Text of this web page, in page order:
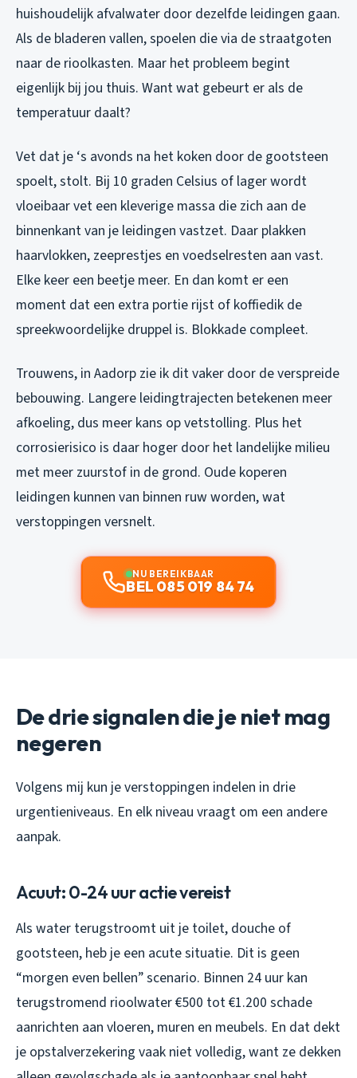
huishoudelijk afvalwater door dezelfde leidingen gaan.
Als de bladeren vallen, spoelen die via de straatgoten
naar de rioolkasten. Maar het probleem begint
eigenlijk bij jou thuis. Want wat gebeurt er als de
temperatuur daalt?
Vet dat je ‘s avonds na het koken door de gootsteen
spoelt, stolt. Bij 10 graden Celsius of lager wordt
vloeibaar vet een kleverige massa die zich aan de
binnenkant van je leidingen vastzet. Daar plakken
haarvlokken, zeeprestjes en voedselresten aan vast.
Elke keer een beetje meer. En dan komt er een
moment dat een extra portie rijst of koffiedik de
spreekwoordelijke druppel is. Blokkade compleet.
Trouwens, in Aadorp zie ik dit vaker door de verspreide
bebouwing. Langere leidingtrajecten betekenen meer
afkoeling, dus meer kans op vetstolling. Plus het
corrosierisico is daar hoger door het landelijke milieu
met meer zuurstof in de grond. Oude koperen
leidingen kunnen van binnen ruw worden, wat
verstoppingen versnelt.
NU BEREIKBAAR
BEL 085 019 84 74
De drie signalen die je niet mag
negeren
Volgens mij kun je verstoppingen indelen in drie
urgentieniveaus. En elk niveau vraagt om een andere
aanpak.
Acuut: 0-24 uur actie vereist
Als water terugstroomt uit je toilet, douche of
gootsteen, heb je een acute situatie. Dit is geen
“morgen even bellen” scenario. Binnen 24 uur kan
terugstromend rioolwater €500 tot €1.200 schade
aanrichten aan vloeren, muren en meubels. En dat dekt
je opstalverzekering vaak niet volledig, want ze dekken